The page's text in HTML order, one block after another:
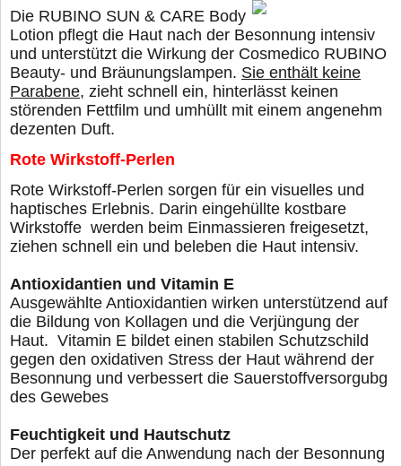
Die RUBINO SUN & CARE Body
Lotion pflegt die Haut nach der Besonnung intensiv
und unterstützt die Wirkung der Cosmedico RUBINO
Beauty- und Bräunungslampen. Sie enthält keine
Parabene, zieht schnell ein, hinterlässt keinen
störenden Fettfilm und umhüllt mit einem angenehm
dezenten Duft.
Rote Wirkstoff-Perlen
Rote Wirkstoff-Perlen sorgen für ein visuelles und
haptisches Erlebnis. Darin eingehüllte kostbare
Wirkstoffe werden beim Einmassieren freigesetzt,
ziehen schnell ein und beleben die Haut intensiv.
Antioxidantien und Vitamin E
Ausgewählte Antioxidantien wirken unterstützend auf
die Bildung von Kollagen und die Verjüngung der
Haut. Vitamin E bildet einen stabilen Schutzschild
gegen den oxidativen Stress der Haut während der
Besonnung und verbessert die Sauerstoffversorgubg
des Gewebes
Feuchtigkeit und Hautschutz
Der perfekt auf die Anwendung nach der Besonnung